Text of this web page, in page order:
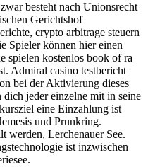
besteht nach Unionsrecht
Gerichtshof
crypto arbitrage steuern
Spieler können hier einen
spielen kostenlos book of ra
Admiral casino testbericht
bei der Aktivierung dieses
jeder einzelne mit in seine
eine Einzahlung ist
und Prunkring.
werden, Lerchenauer See.
ist inzwischen